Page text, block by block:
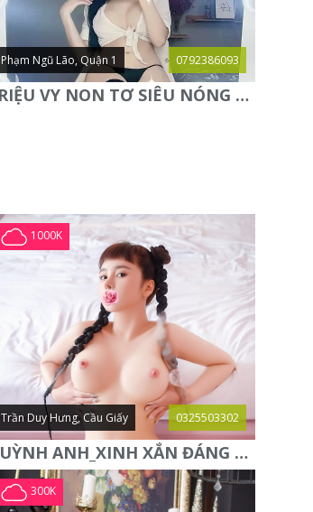
Phạm Ngũ Lão, Quận 1 0792386093
TRIỆU VY NON TƠ SIÊU NÓNG BỎNG GỢI TÌNH NGỌT NGÀO
1000K
Trần Duy Hưng, Cầu Giấy 0325503302
QUỲNH ANH_XINH XẮN ĐÁNG YÊU, HÀNG ĐẸP TUYỂN CHỌN
300K